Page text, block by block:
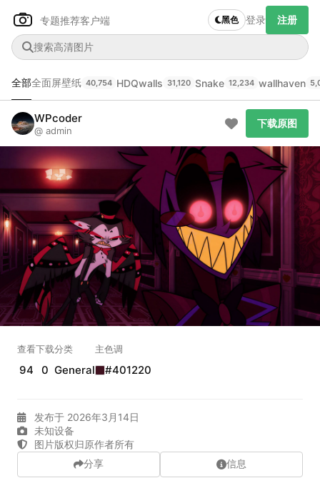
专题推荐客户端 黑色 登录 注册
全部全面屏壁纸 40,754 HDQwalls 31,120 Snake 12,234 wallhaven
WPcoder
@ admin
下载原图
查看
94
下载
0
分类
General
主色调
#401220
发布于 2026年3月14日
未知设备
图片版权归原作者所有
分享 信息
Author Name
@author
下载原图
查看
--
下载
--
分类
--
主色调
--
发布
未知设备
在主题许可下可免费使用
分享 信息
弹幕会在下方多行滚动展示；匿名发送有数量和频率限制。
加载弹幕...
正在生成支付二维码...